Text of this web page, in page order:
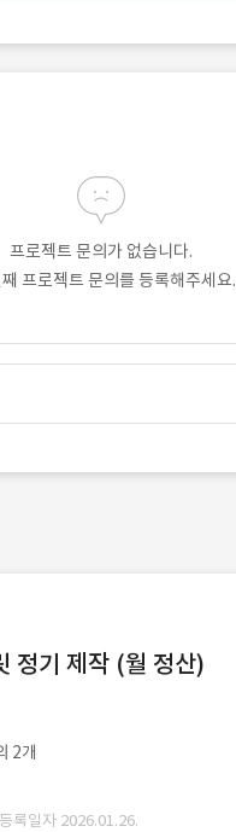
프로젝트 문의가 없습니다.
프로젝트 문의를 등록해주세요.
정기 제작 (월 정산)
2개
록일자 2026.01.26.